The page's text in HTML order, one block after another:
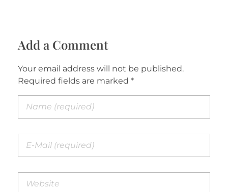
Add a Comment
Your email address will not be published.
Required fields are marked *